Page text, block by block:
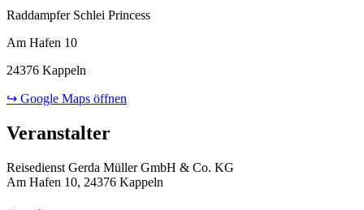
Raddampfer Schlei Princess
Am Hafen 10
24376 Kappeln
↪ Google Maps öffnen
Veranstalter
Reisedienst Gerda Müller GmbH & Co. KG
Am Hafen 10, 24376 Kappeln